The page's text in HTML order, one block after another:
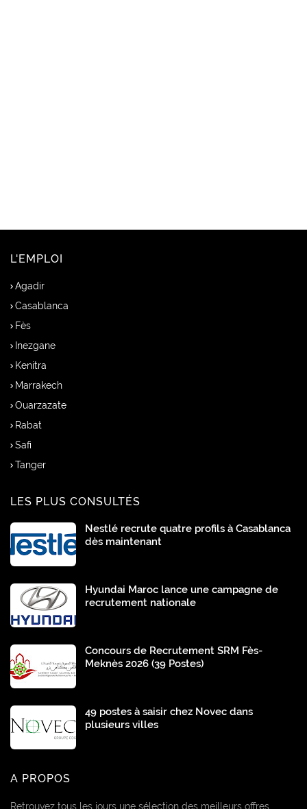
L'EMPLOI
Agadir
Casablanca
Fès
Inezgane
Kenitra
Marrakech
Ouarzazate
Rabat
Safi
Tanger
LES PLUS CONSULTÉS
Nestlé recrute quatre profils à Casablanca
dès maintenant
Hyundai Maroc lance une campagne de
recrutement nationale
Concours de Recrutement SRM Fès-
Meknès 2026 (39 Postes)
49 postes à saisir chez Novec dans
plusieurs villes
A PROPOS
Retrouvez tous les jours une sélection des meilleurs offres